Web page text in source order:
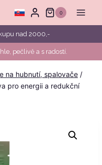
0
nad 2000,-
pečlivě a s radostí.
na hubnutí, spalovače /
pro energii a redukční